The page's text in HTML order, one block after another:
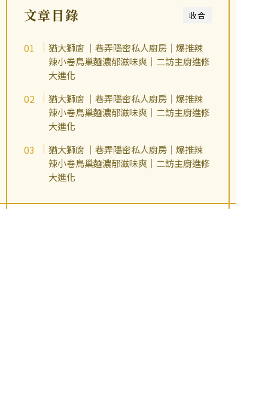
收合
文章目錄
猶大獅廚 ｜巷弄隱密私人廚房｜爆推辣
辣小卷鳥巢麵濃郁滋味爽｜二訪主廚進修
大進化
猶大獅廚 ｜巷弄隱密私人廚房｜爆推辣
辣小卷鳥巢麵濃郁滋味爽｜二訪主廚進修
大進化
猶大獅廚 ｜巷弄隱密私人廚房｜爆推辣
辣小卷鳥巢麵濃郁滋味爽｜二訪主廚進修
大進化